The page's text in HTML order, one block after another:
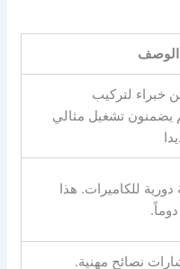
الوصف
خبراء لتركيب
يضمنون تشغيل مثالي
للكاميرات. هذا
نصائح مهنية.